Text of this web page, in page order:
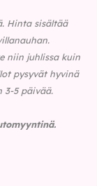
Hinta sisältää
niin juhlissa kuin
pysyvät hyvinä
3-5 päivää.